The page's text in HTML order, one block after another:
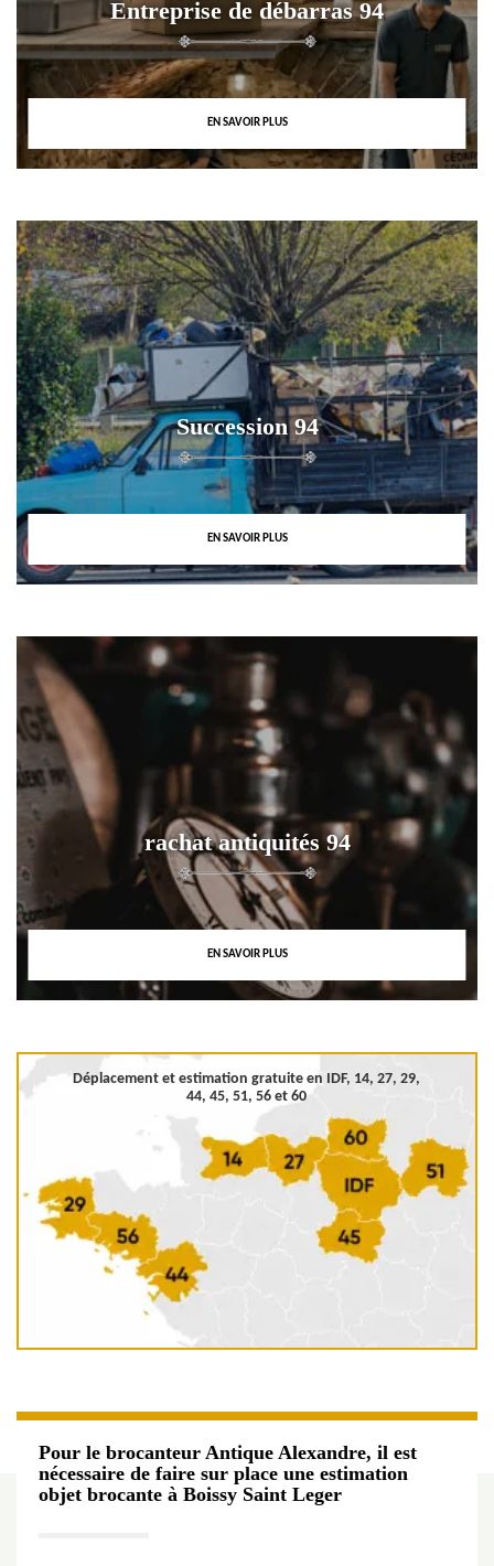
Entreprise de débarras 94
EN SAVOIR PLUS
Succession 94
EN SAVOIR PLUS
rachat antiquités 94
EN SAVOIR PLUS
Déplacement et estimation gratuite en IDF, 14, 27, 29,
44, 45, 51, 56 et 60
Pour le brocanteur Antique Alexandre, il est
nécessaire de faire sur place une estimation
objet brocante à Boissy Saint Leger